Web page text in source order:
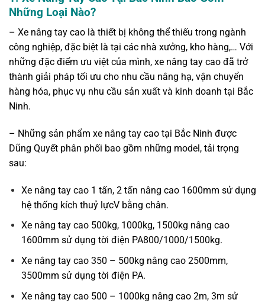
Những Loại Nào?
– Xe nâng tay cao là thiết bị không thể thiếu trong ngành
công nghiệp, đặc biệt là tại các nhà xưởng, kho hàng,… Với
những đặc điểm ưu việt của mình, xe nâng tay cao đã trở
thành giải pháp tối ưu cho nhu cầu nâng hạ, vận chuyển
hàng hóa, phục vụ nhu cầu sản xuất và kinh doanh tại Bắc
Ninh.
– Những sản phẩm xe nâng tay cao tại Bắc Ninh được
Dũng Quyết phân phối bao gồm những model, tải trọng
sau:
Xe nâng tay cao 1 tấn, 2 tấn nâng cao 1600mm sử dụng
hệ thống kích thuỷ lựcV bằng chân.
Xe nâng tay cao 500kg, 1000kg, 1500kg nâng cao
1600mm sử dụng tời điện PA800/1000/1500kg.
Xe nâng tay cao 350 – 500kg nâng cao 2500mm,
3500mm sử dụng tời điện PA.
Xe nâng tay cao 500 – 1000kg nâng cao 2m, 3m sử